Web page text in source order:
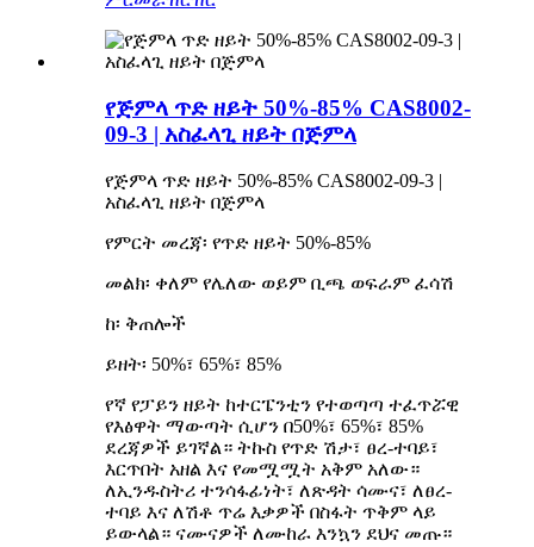
የጅምላ ጥድ ዘይት 50%-85% CAS8002-
09-3 | አስፈላጊ ዘይት በጅምላ
የጅምላ ጥድ ዘይት 50%-85% CAS8002-09-3 |
አስፈላጊ ዘይት በጅምላ
የምርት መረጃ፡ የጥድ ዘይት 50%-85%
መልክ፡ ቀለም የሌለው ወይም ቢጫ ወፍራም ፈሳሽ
ከ፡ ቅጠሎች
ይዘት፡ 50%፣ 65%፣ 85%
የኛ የፓይን ዘይት ከተርፔንቲን የተወጣጣ ተፈጥሯዊ
የእፅዋት ማውጣት ሲሆን በ50%፣ 65%፣ 85%
ደረጃዎች ይገኛል። ትኩስ የጥድ ሽታ፣ ፀረ-ተባይ፣
እርጥበት አዘል እና የመሟሟት አቅም አለው።
ለኢንዱስትሪ ተንሳፋፊነት፣ ለጽዳት ሳሙና፣ ለፀረ-
ተባይ እና ለሽቶ ጥሬ እቃዎች በስፋት ጥቅም ላይ
ይውላል። ናሙናዎች ለሙከራ እንኳን ደህና መጡ።